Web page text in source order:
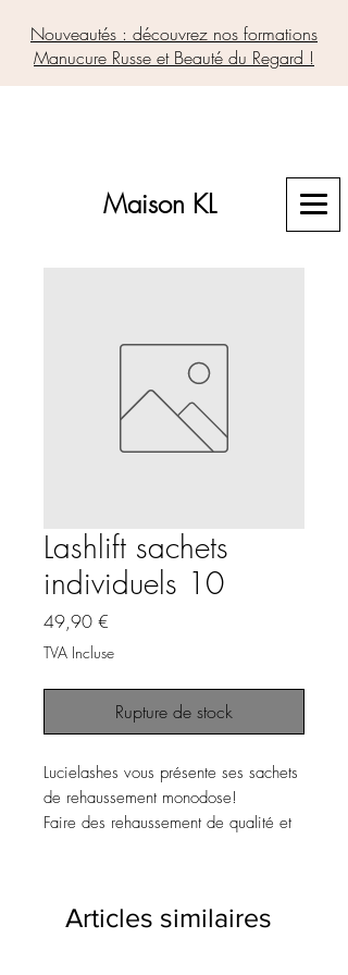
Maison KL
Nouveautés : découvrez nos formations
Manucure Russe et Beauté du Regard !
Lashlift sachets
individuels 10
49,90 €
TVA Incluse
Rupture de stock
Lucielashes vous présente ses sachets
de rehaussement monodose!
Faire des rehaussement de qualité et
Existe en Boîte de 10 sachets :
Articles similaires